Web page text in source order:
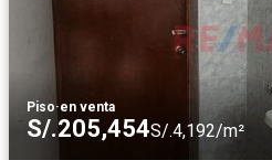
Piso·en venta
S/.205,454S/.4,192/m²